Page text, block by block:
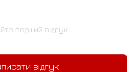
перший відгук
відгук